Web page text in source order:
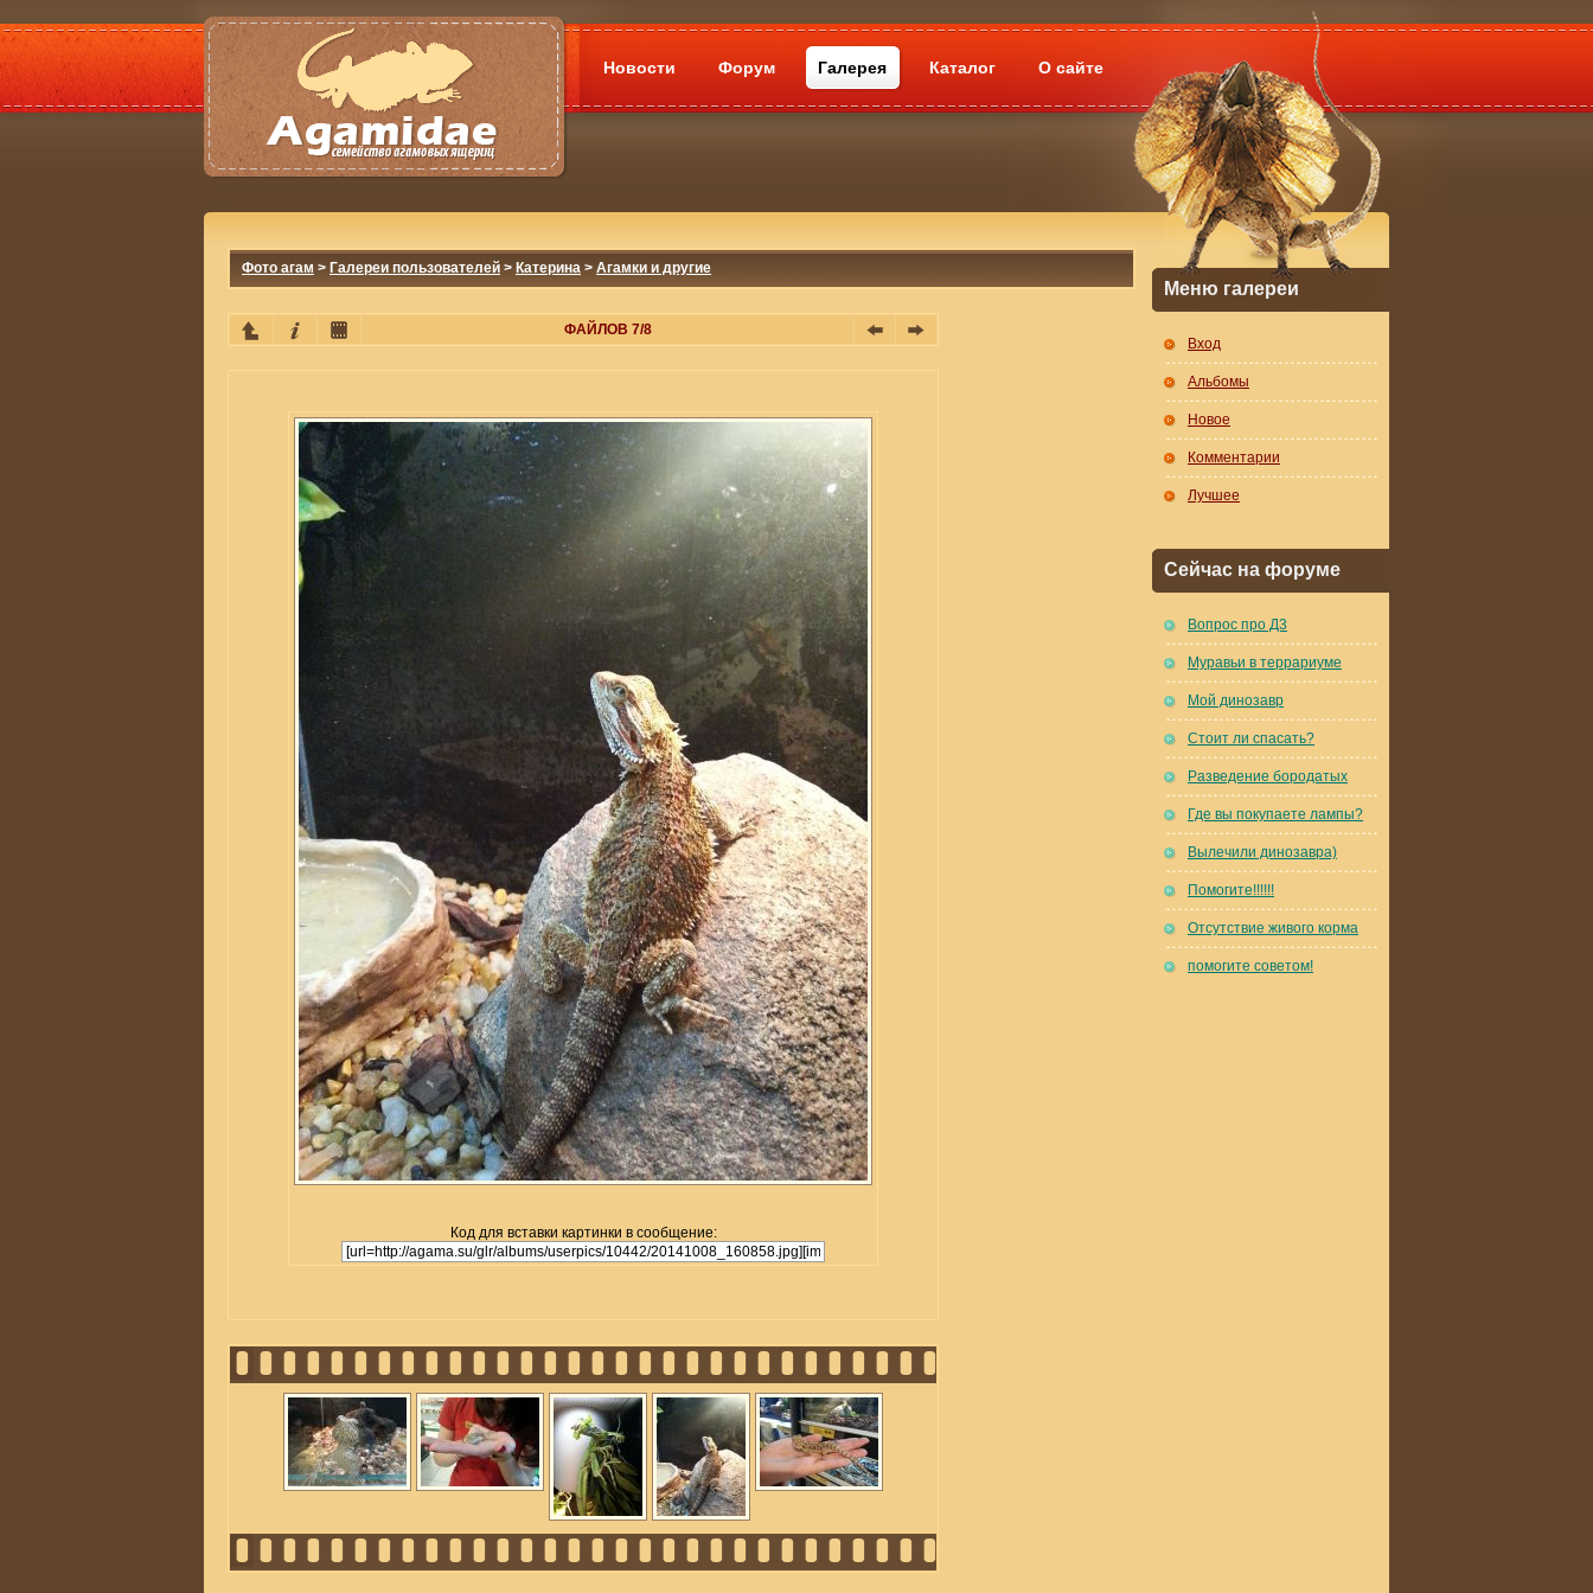
Новости Форум Галерея Каталог О сайте
Фото агам > Галереи пользователей > Катерина > Агамки и другие
ФАЙЛОВ 7/8
Код для вставки картинки в сообщение:
Меню галереи
Вход
Альбомы
Новое
Комментарии
Лучшее
Сейчас на форуме
Вопрос про Д3
Муравьи в террариуме
Мой динозавр
Стоит ли спасать?
Разведение бородатых
Где вы покупаете лампы?
Вылечили динозавра)
Помогите!!!!!!
Отсутствие живого корма
помогите советом!